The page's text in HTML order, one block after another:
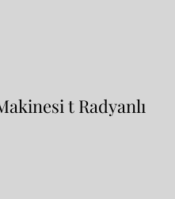
t Radyanlı